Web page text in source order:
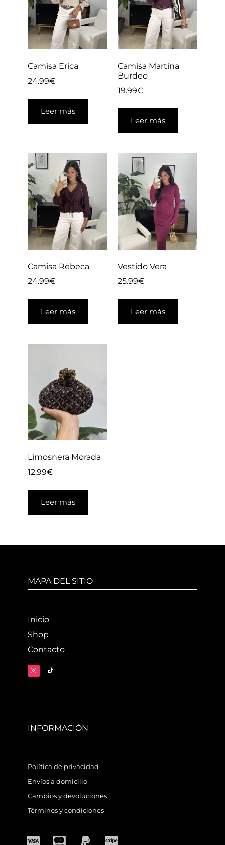
Camisa Erica
24.99€
Leer más
Camisa Martina
Burdeo
19.99€
Leer más
Camisa Rebeca
24.99€
Leer más
Vestido Vera
25.99€
Leer más
Limosnera Morada
12.99€
Leer más
MAPA DEL SITIO
Inicio
Shop
Contacto
INFORMACIÓN
Política de privacidad
Envíos a domicilio
Cambios y devoluciones
Términos y condiciones